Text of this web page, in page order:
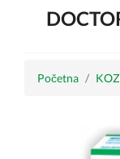
Početna